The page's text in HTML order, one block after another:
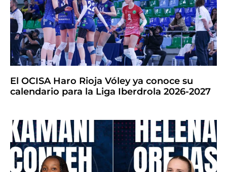
El OCISA Haro Rioja Vóley ya conoce su
calendario para la Liga Iberdrola 2026-2027